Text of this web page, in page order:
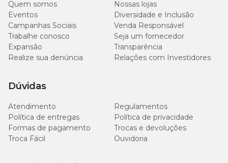
Quem somos
Nossas lojas
Eventos
Diversidade e Inclusão
Campanhas Sociais
Venda Responsável
Trabalhe conosco
Seja um fornecedor
Expansão
Transparência
Realize sua denúncia
Relações com Investidores
Dúvidas
Atendimento
Regulamentos
Política de entregas
Política de privacidade
Formas de pagamento
Trocas e devoluções
Troca Fácil
Ouvidoria